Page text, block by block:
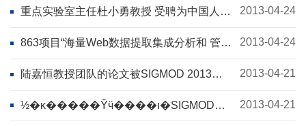
重点实验室主任杜小勇教授 受聘为中国人民
大学第十一届学术委员会副秘书长
2013-04-24
863项目“海量Web数据提取集成分析和 管理
系统平台与应用”举行课题中期研讨会
2013-04-24
陆嘉恒教授团队的论文被SIGMOD 2013接
受为长文
2013-04-21
½�κ�����Ŷӵ����ı�SIGMOD
2013����Ϊ����
2013-04-21